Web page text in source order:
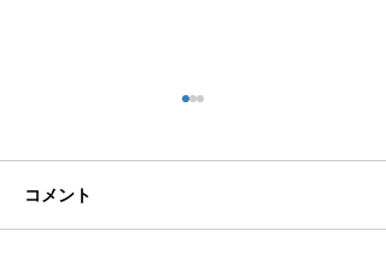
コメント